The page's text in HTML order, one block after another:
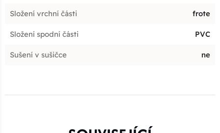
Složení vrchní části frote
Složení spodní části PVC
Sušení v sušičce ne